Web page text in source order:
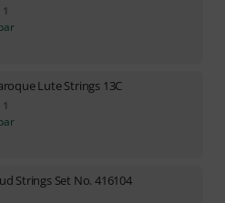
1
Lute Strings 13C
1
Strings Set No. 416104